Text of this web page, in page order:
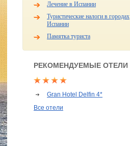
Лечение в Испании
Туристические налоги в городах
Испании
Памятка туриста
РЕКОМЕНДУЕМЫЕ ОТЕЛИ
Gran Hotel Delfin 4*
Все отели